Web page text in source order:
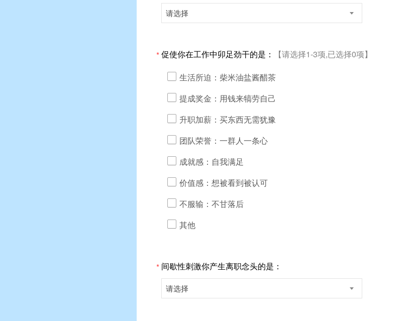
请选择
*促使你在工作中卯足劲干的是：
【请选择1-3项,已选择0项】
生活所迫：柴米油盐酱醋茶
提成奖金：用钱来犒劳自己
升职加薪：买东西无需犹豫
团队荣誉：一群人一条心
成就感：自我满足
价值感：想被看到被认可
不服输：不甘落后
其他
* 间歇性刺激你产生离职念头的是：
请选择